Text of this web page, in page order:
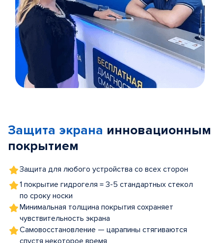
5
Защита экрана инновационным
покрытием
Защита для любого устройства со всех сторон
1 покрытие гидрогеля = 3-5 стандартных стекол
по сроку носки
Минимальная толщина покрытия сохраняет
чувствительность экрана
Самовосстановление — царапины стягиваются
спустя некоторое время